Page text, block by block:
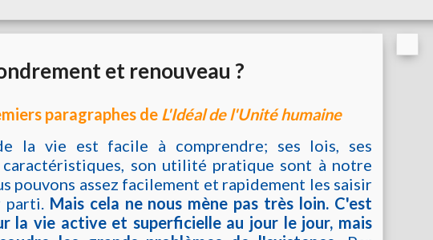
et renouveau ?
paragraphes de L'Idéal de l'Unité humaine
la vie est facile à comprendre; ses lois, ses
caractéristiques, son utilité pratique sont à notre
pouvons assez facilement et rapidement les saisir
parti. Mais cela ne nous mène pas très loin. C'est
la vie active et superficielle au jour le jour, mais